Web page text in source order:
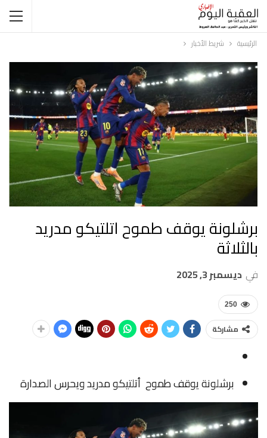
الرئيسية شريط الأخبار
برشلونة يوقف طموح اتلتيكو مدريد
بالثلاثة
في ديسمبر 3, 2025
250
مشاركة
برشلونة يوقف طموح أتلتيكومدريد ويحرس الصدارة